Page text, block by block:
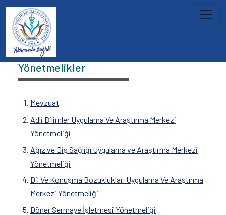
İçeriğe atla
Üniversitemiz
Yönetmelikler
Mevzuat
Adli Bilimler Uygulama Ve Araştırma Merkezi
Yönetmeliği
Ağız ve Diş Sağlığı Uygulama ve Araştırma Merkezi
Yönetmeliği
Dil Ve Konuşma Bozuklukları Uygulama Ve Araştırma
Merkezi Yönetmeliği
Döner Sermaye İşletmesi Yönetmeliği